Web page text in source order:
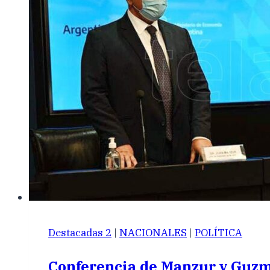
Destacadas 2 | NACIONALES | POLÍTICA